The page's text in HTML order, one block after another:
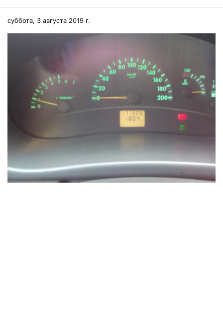
суббота, 3 августа 2019 г.